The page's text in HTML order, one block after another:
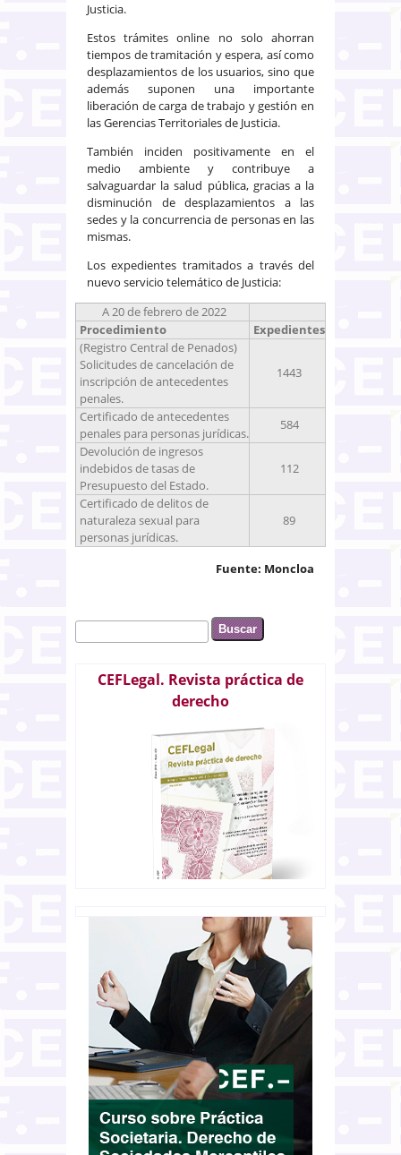
Justicia.
Estos trámites online no solo ahorran
tiempos de tramitación y espera, así como
desplazamientos de los usuarios, sino que
además suponen una importante
liberación de carga de trabajo y gestión en
las Gerencias Territoriales de Justicia.
También inciden positivamente en el
medio ambiente y contribuye a
salvaguardar la salud pública, gracias a la
disminución de desplazamientos a las
sedes y la concurrencia de personas en las
mismas.
Los expedientes tramitados a través del
nuevo servicio telemático de Justicia:
A 20 de febrero de 2022
Procedimiento
Expedientes
(Registro Central de Penados)
Solicitudes de cancelación de
inscripción de antecedentes
penales.
1443
Certificado de antecedentes
penales para personas jurídicas.
584
Devolución de ingresos
indebidos de tasas de
Presupuesto del Estado.
112
Certificado de delitos de
naturaleza sexual para
personas jurídicas.
89
Fuente: Moncloa
Formulario de búsqueda
Buscar
CEFLegal. Revista práctica de
derecho